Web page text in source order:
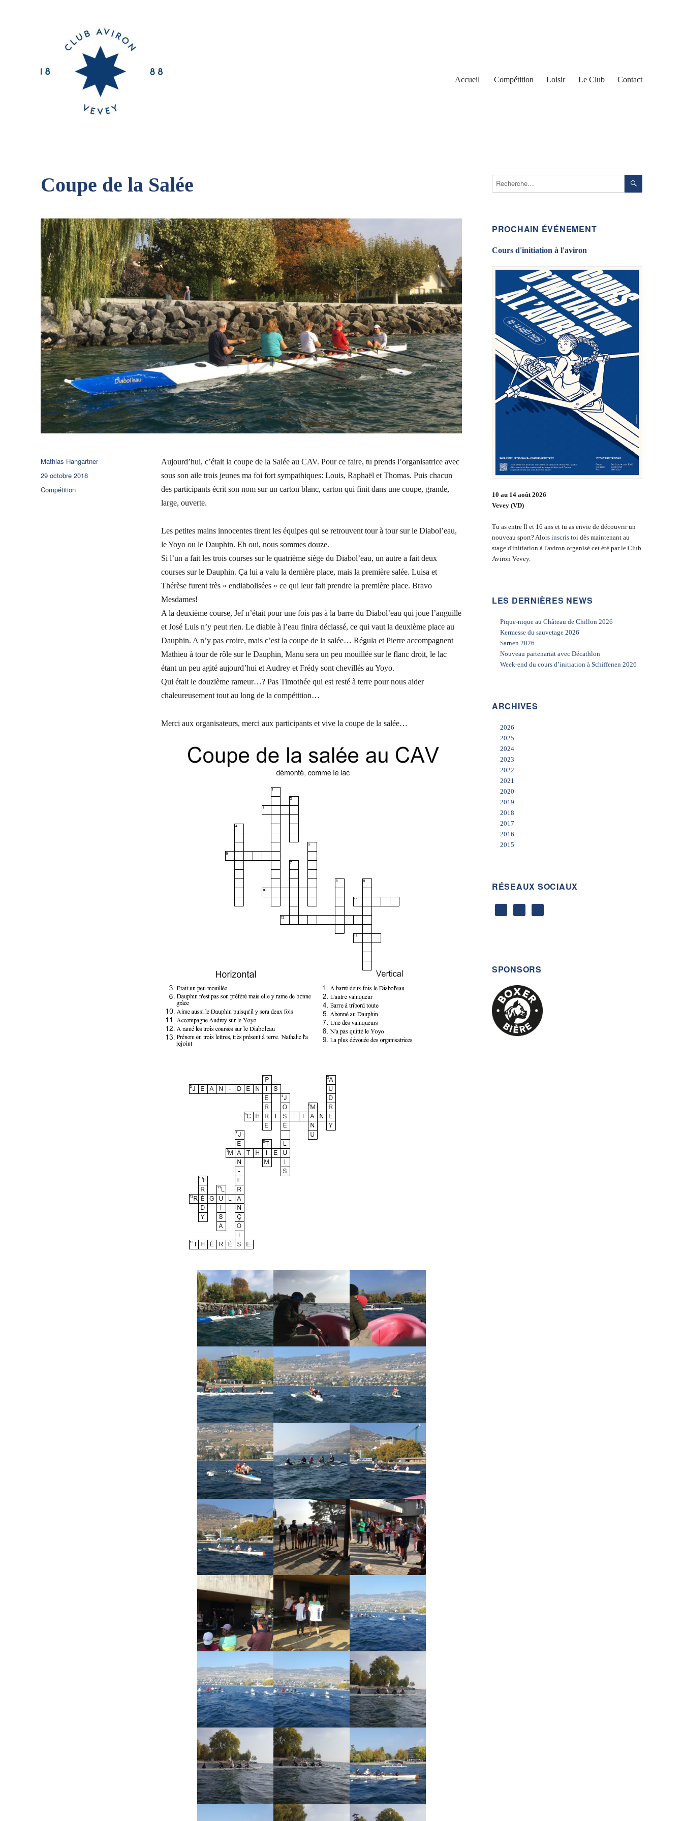
Accueil Compétition Loisir Le Club Contact
Coupe de la Salée
Aujourd’hui, c’était la coupe de la Salée au CAV. Pour ce faire, tu prends l’organisatrice avec
sous son aile trois jeunes ma foi fort sympathiques: Louis, Raphaël et Thomas. Puis chacun
des participants écrit son nom sur un carton blanc, carton qui finit dans une coupe, grande,
large, ouverte.
Les petites mains innocentes tirent les équipes qui se retrouvent tour à tour sur le Diabol’eau,
le Yoyo ou le Dauphin. Eh oui, nous sommes douze.
Si l’un a fait les trois courses sur le quatrième siège du Diabol’eau, un autre a fait deux
courses sur le Dauphin. Ça lui a valu la dernière place, mais la première salée. Luisa et
Thérèse furent très « endiabolisées » ce qui leur fait prendre la première place. Bravo
Mesdames!
A la deuxième course, Jef n’était pour une fois pas à la barre du Diabol’eau qui joue l’anguille
et José Luis n’y peut rien. Le diable à l’eau finira déclassé, ce qui vaut la deuxième place au
Dauphin. A n’y pas croire, mais c’est la coupe de la salée… Régula et Pierre accompagnent
Mathieu à tour de rôle sur le Dauphin, Manu sera un peu mouillée sur le flanc droit, le lac
étant un peu agité aujourd’hui et Audrey et Frédy sont chevillés au Yoyo.
Qui était le douzième rameur…? Pas Timothée qui est resté à terre pour nous aider
chaleureusement tout au long de la compétition…
Merci aux organisateurs, merci aux participants et vive la coupe de la salée…
Auteur
Mathias Hangartner
Publié
le
29 octobre 2018
Catégories
Compétition
Recherche
pour :
PROCHAIN ÉVÉNEMENT
Cours d'initiation à l'aviron
10 au 14 août 2026
Vevey (VD)
Tu as entre Il et 16 ans et tu as envie de découvrir un
nouveau sport? Alors inscris toi dès maintenant au
stage d'initiation à l'aviron organisé cet été par le Club
Aviron Vevey.
LES DERNIÈRES NEWS
Pique-nique au Château de Chillon 2026
Kermesse du sauvetage 2026
Sarnen 2026
Nouveau partenariat avec Décathlon
Week-end du cours d’initiation à Schiffenen 2026
ARCHIVES
2026
2025
2024
2023
2022
2021
2020
2019
2018
2017
2016
2015
RÉSEAUX SOCIAUX
SPONSORS